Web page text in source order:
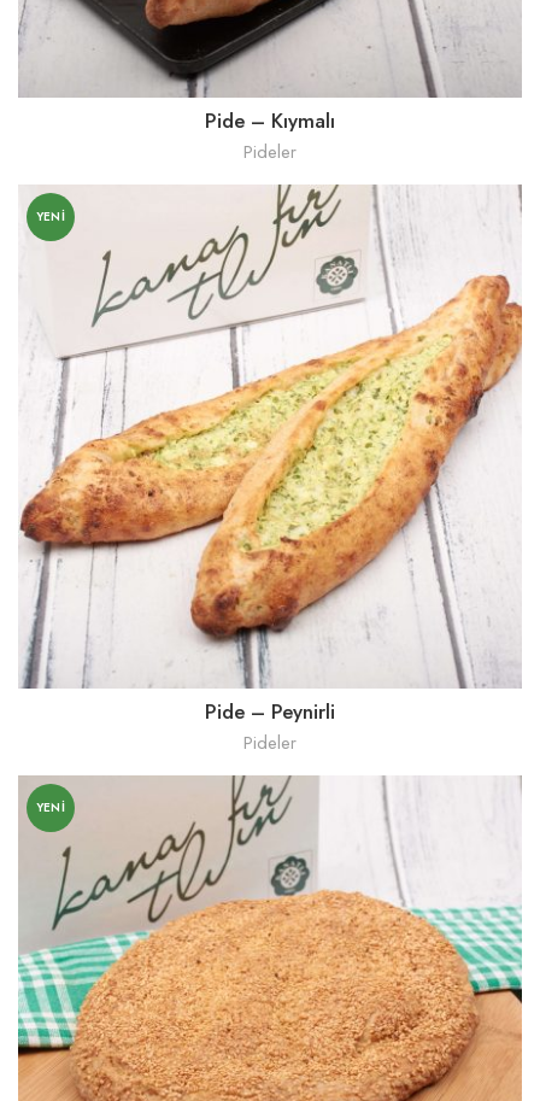
Pide – Kıymalı
Pideler
YENI
Pide – Peynirli
Pideler
YENI